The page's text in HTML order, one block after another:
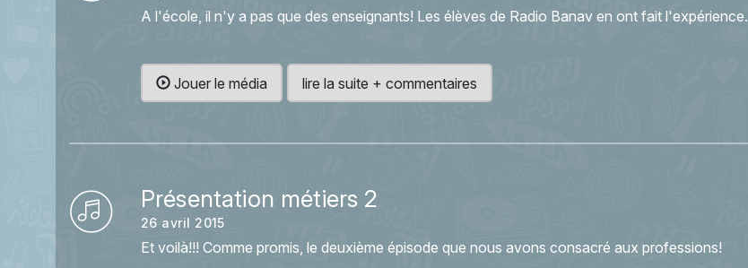
A l'école, il n'y a pas que des enseignants! Les élèves de Radio Banav en ont fait l'expérience.
Jouer le média lire la suite + commentaires
Présentation métiers 2
26 avril 2015
Et voilà!!! Comme promis, le deuxième épisode que nous avons consacré aux professions!